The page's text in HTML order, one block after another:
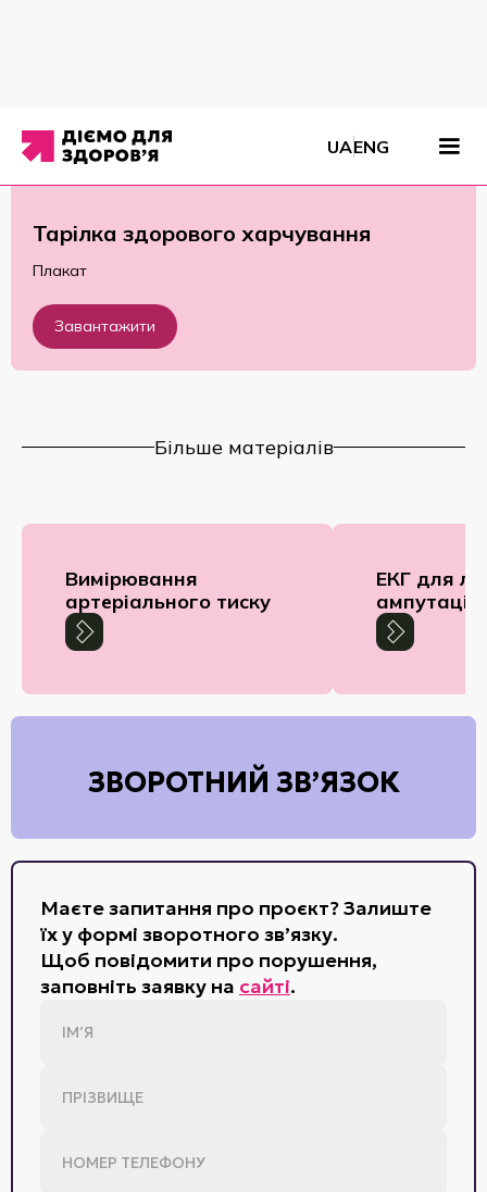
UAENG
Матеріали/Плакати /Тарілка здорового харчування
Тарілка здорового харчування
Плакат
Завантажити
Більше матеріалів
Вимірювання
артеріального тиску
ЕКГ для
ЗВОРОТНИЙ ЗВ’ЯЗОК
Маєте запитання про проєкт? Залиште
їх у формі зворотного зв’язку.
Щоб повідомити про порушення,
заповніть заявку на сайті.